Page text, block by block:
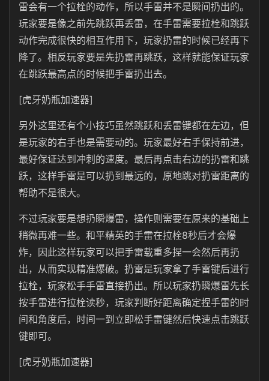
雷会有一个拉栓的动作，所以手雷并不是瞬间扔出的。
玩家要是像之前先跳跃再丢雷，在手雷需要拉栓和跳跃
动作完成很快的相互作用下，玩家扔雷的时候已经再下
降了。相反玩家要是先扔雷再跳跃，这样就能保证玩家
在跳跃最高点的时候把手雷扔出去。
[虎牙奶瓶加速器]
另外这里还有个小技巧虽然跳跃和丢雷键都在左边，但
是玩家的右手也是需要动的。玩家最好右手保持前进，
最好保证达到冲刺的速度。最后再点击右边的扔雷和跳
跃，这样手雷是可以扔到最远的，原地跳对扔雷距离的
帮助不是很大。
不过玩家要是想扔瞬爆雷，操作则需要在原来的基础上
稍微再难一些。和平精英的手雷在拉栓8秒后才会爆
炸，因此这样玩家可以把手雷载重多捏一会然后再扔
出，从而实现精准爆破。扔雷是玩家拿了手雷键后进行
拉栓，玩家松手手雷直接扔出。所以玩家扔瞬爆雷先长
按手雷进行拉栓读秒，玩家判断好距离确定捏手雷的时
间和角度后，时间一到立即松手雷键然后快速点击跳跃
键即可。
[虎牙奶瓶加速器]